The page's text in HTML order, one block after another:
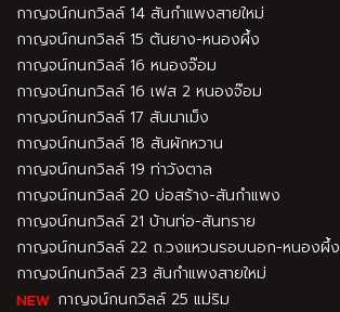
กาญจน์กนกวิลล์ 14 สันกำแพงสายใหม่
กาญจน์กนกวิลล์ 15 ต้นยาง-หนองผึ้ง
กาญจน์กนกวิลล์ 16 หนองจ๊อม
กาญจน์กนกวิลล์ 16 เฟส 2 หนองจ๊อม
กาญจน์กนกวิลล์ 17 สันนาเม็ง
กาญจน์กนกวิลล์ 18 สันผักหวาน
กาญจน์กนกวิลล์ 19 ท่าวังตาล
กาญจน์กนกวิลล์ 20 บ่อสร้าง-สันกำแพง
กาญจน์กนกวิลล์ 21 บ้านท่อ-สันทราย
กาญจน์กนกวิลล์ 22 ถ.วงแหวนรอบนอก-หนองผึ้ง
กาญจน์กนกวิลล์ 23 สันกำแพงสายใหม่
กาญจน์กนกวิลล์ 25 แม่ริม